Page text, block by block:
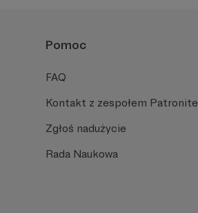
Pomoc
FAQ
Kontakt z zespołem Patronite
Zgłoś nadużycie
Rada Naukowa